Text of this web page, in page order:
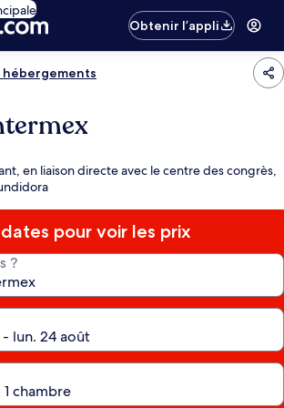
Obtenir l’appli
en liaison directe avec le centre des congrès,
pour voir les prix
?